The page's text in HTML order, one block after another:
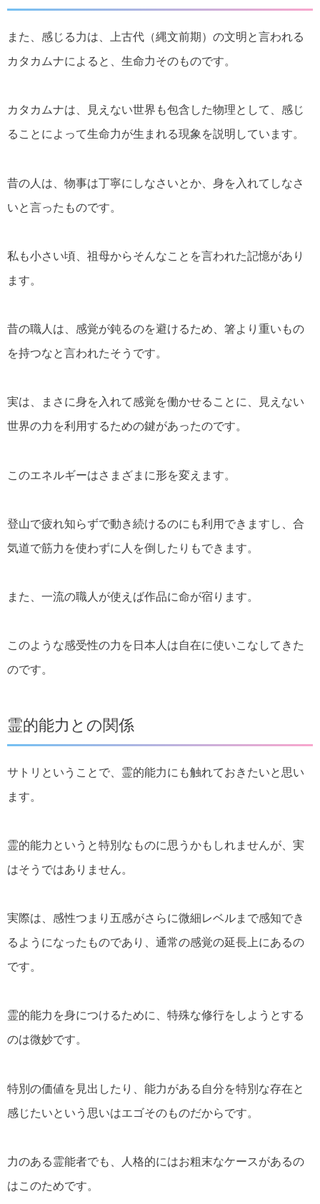
また、感じる力は、上古代（縄文前期）の文明と言われる
カタカムナによると、生命力そのものです。
カタカムナは、見えない世界も包含した物理として、感じ
ることによって生命力が生まれる現象を説明しています。
昔の人は、物事は丁寧にしなさいとか、身を入れてしなさ
いと言ったものです。
私も小さい頃、祖母からそんなことを言われた記憶があり
ます。
昔の職人は、感覚が鈍るのを避けるため、箸より重いもの
を持つなと言われたそうです。
実は、まさに身を入れて感覚を働かせることに、見えない
世界の力を利用するための鍵があったのです。
このエネルギーはさまざまに形を変えます。
登山で疲れ知らずで動き続けるのにも利用できますし、合
気道で筋力を使わずに人を倒したりもできます。
また、一流の職人が使えば作品に命が宿ります。
このような感受性の力を日本人は自在に使いこなしてきた
のです。
霊的能力との関係
サトリということで、霊的能力にも触れておきたいと思い
ます。
霊的能力というと特別なものに思うかもしれませんが、実
はそうではありません。
実際は、感性つまり五感がさらに微細レベルまで感知でき
るようになったものであり、通常の感覚の延長上にあるの
です。
霊的能力を身につけるために、特殊な修行をしようとする
のは微妙です。
特別の価値を見出したり、能力がある自分を特別な存在と
感じたいという思いはエゴそのものだからです。
力のある霊能者でも、人格的にはお粗末なケースがあるの
はこのためです。